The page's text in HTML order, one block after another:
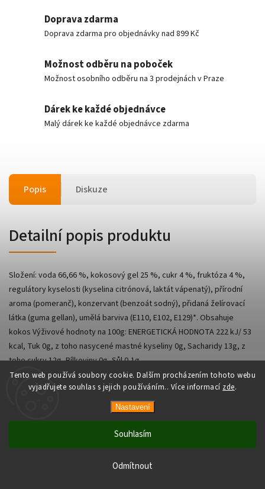
Tento web používá soubory cookie. Dalším procházením tohoto webu
vyjadřujete souhlas s jejich používáním.. Více informací zde.
Nastavení
Odmítnout
Souhlasím
Doprava zdarma
Doprava zdarma pro objednávky nad 899 Kč
Možnost odběru na poboček
Možnost osobního odběru na 3 prodejnách v Praze
Dárek ke každé objednávce
Malý dárek ke každé objednávce zdarma
Popis Diskuze
Detailní popis produktu
Složení: voda 66,66 %, kokosový gel 25 %, cukr 4 %, fruktóza 4 %,
regulátory kyselosti (kyselina citrónová, laktát vápenatý), přírodní
aroma (pomeranč), konzervant (benzoát sodný), přidaná želírovací
látka (guma gellan), umělá barviva (E110, E102, E129)*. Obsahuje
kokos Výživové hodnoty na 100g: ENERGETICKÁ HODNOTA 222 kJ/ 53
kcal, Tuk 0g, z toho nasycené mastné kyseliny 0g, Sacharidy 13g, z
toho cukry 12g, Bílkoviny 0g, Sůl 0,1g.
AsianShop
VytvořilShoptet | Design